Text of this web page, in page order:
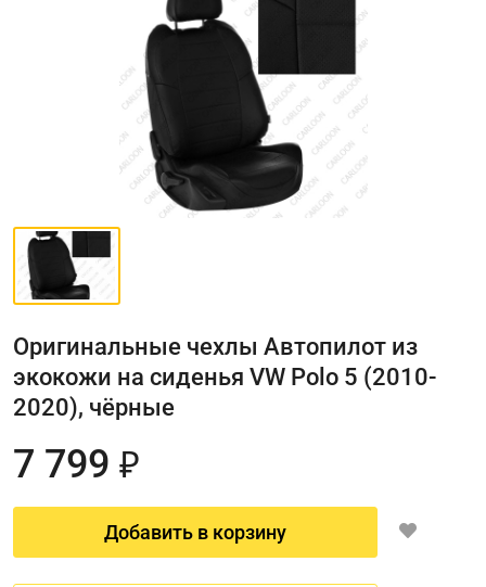
Оригинальные чехлы Автопилот из
экокожи на сиденья VW Polo 5 (2010-
2020), чёрные
7 799 ₽
Добавить в корзину